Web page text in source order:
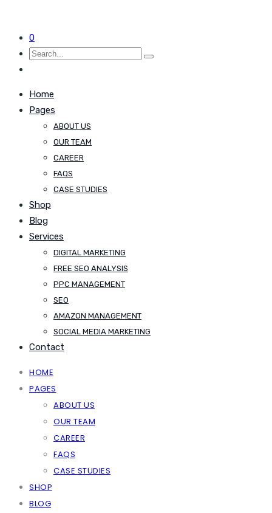
0
Home
Pages
ABOUT US
OUR TEAM
CAREER
FAQS
CASE STUDIES
Shop
Blog
Services
DIGITAL MARKETING
FREE SEO ANALYSIS
PPC MANAGEMENT
SEO
AMAZON MANAGEMENT
SOCIAL MEDIA MARKETING
Contact
HOME
PAGES
ABOUT US
OUR TEAM
CAREER
FAQS
CASE STUDIES
SHOP
BLOG